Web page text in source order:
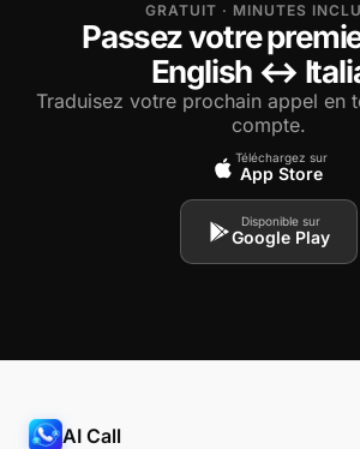
GRATUIT · MINUTES
Passez votre
English ↔
Traduisez votre prochain appel en
compte.
Téléchargez sur
App Store
Disponible sur
Google Play
AI Call